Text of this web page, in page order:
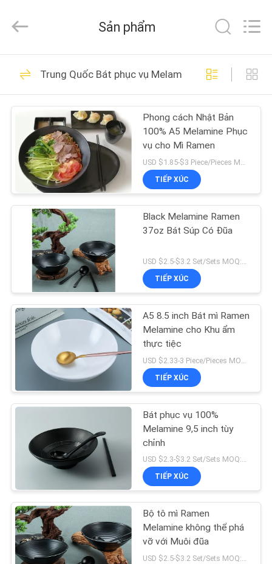
TRANG
CHỦ
CÁC
SẢN
PHẨM
VỀ
CHÚNG
THAM
QUAN
NHÀ
MÁY
KIỂM
SOÁT
CHẤT
LƯỢNG
LIÊN
HỆ
CHÚNG
TÔI
cung
Copyright
-
ceramicdinnerwareset.com.
Bộ bát đĩa gốm sứ
25
Bộ bát đĩa
Melamine
22
Bộ bát đĩa màu
Bộ bát đĩa Bone
China
17
Sản phẩm
Trung Quốc Bát phục vụ Melamine
Phong cách Nhật Bản
100% A5 Melamine Phục
vụ cho Mì Ramen
USD $1.85-$3 Piece/Pieces MOQ:36 mảnh / miếng
TIẾP XÚC
Black Melamine Ramen
37oz Bát Súp Có Đũa
TIẾP XÚC
A5 8.5 inch Bát mì Ramen
Melamine cho Khu ẩm
thực tiệc
TIẾP XÚC
Bát phục vụ 100%
Melamine 9,5 inch tùy
chỉnh
USD $2.3-$3.2 Set/Sets MOQ:1000 bộ / bộ
TIẾP XÚC
Bộ tô mì Ramen
Melamine không thể phá
vỡ với Muôi đũa
USD $2.5-$3.2 Set/Sets MOQ:100 bộ / bộ